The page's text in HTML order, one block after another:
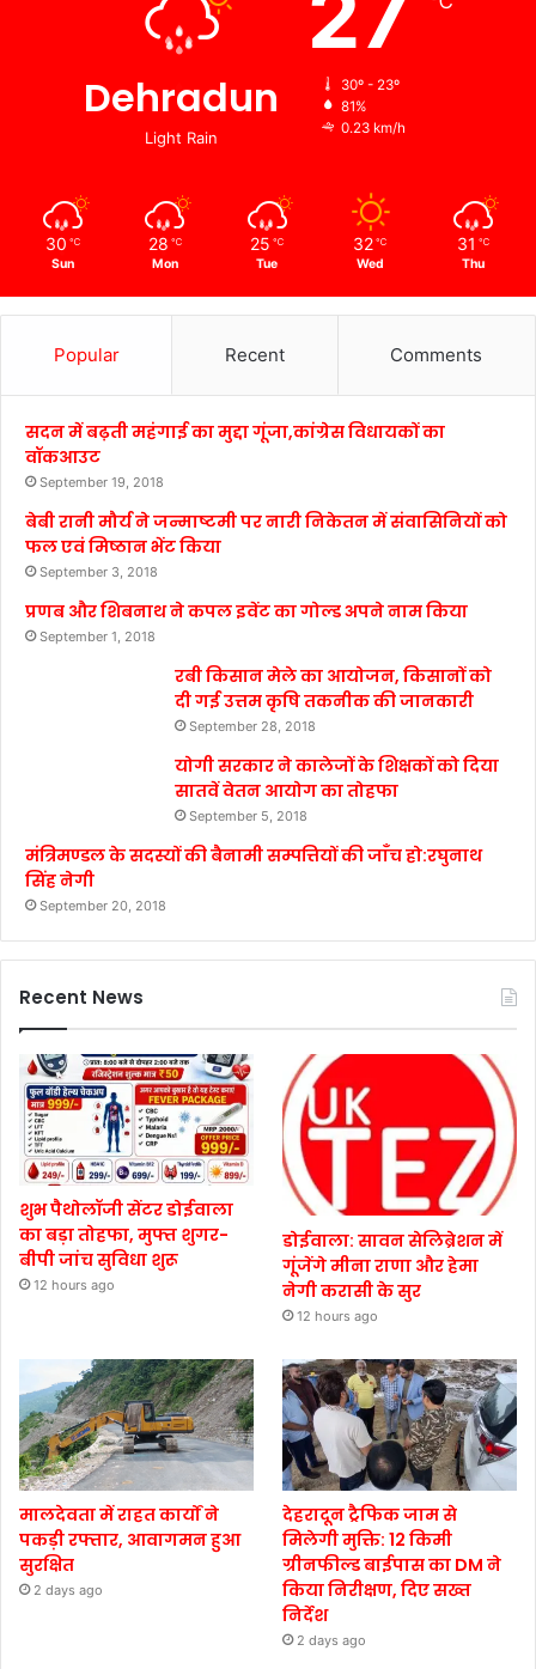
Dehradun
Light Rain
30º - 23º
81%
0.23 km/h
30 ℃
Sun
28 ℃
Mon
25 ℃
Tue
32 ℃
Wed
31 ℃
Thu
Popular Recent Comments
सदन में बढ़ती महंगाई का मुद्दा गूंजा,कांग्रेस विधायकों का
वॉकआउट
September 19, 2018
बेबी रानी मौर्य ने जन्माष्टमी पर नारी निकेतन में संवासिनियों को
फल एवं मिष्ठान भेंट किया
September 3, 2018
प्रणब और शिबनाथ ने कपल इवेंट का गोल्ड अपने नाम किया
September 1, 2018
रबी किसान मेले का आयोजन, किसानों को
दी गई उत्तम कृषि तकनीक की जानकारी
September 28, 2018
योगी सरकार ने कालेजों के शिक्षकों को दिया
सातवें वेतन आयोग का तोहफा
September 5, 2018
मंत्रिमण्डल के सदस्यों की बैनामी सम्पत्तियों की जाँच हो:रघुनाथ
सिंह नेगी
September 20, 2018
Recent News
शुभ पैथोलॉजी सेंटर डोईवाला
का बड़ा तोहफा, मुफ्त शुगर-
बीपी जांच सुविधा शुरू
12 hours ago
डोईवाला: सावन सेलिब्रेशन में
गूंजेंगे मीना राणा और हेमा
नेगी करासी के सुर
12 hours ago
मालदेवता में राहत कार्यों ने
पकड़ी रफ्तार, आवागमन हुआ
सुरक्षित
2 days ago
देहरादून ट्रैफिक जाम से
मिलेगी मुक्ति: 12 किमी
ग्रीनफील्ड बाईपास का DM ने
किया निरीक्षण, दिए सख्त
निर्देश
2 days ago